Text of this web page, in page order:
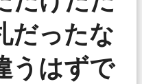
ったな
うはずで